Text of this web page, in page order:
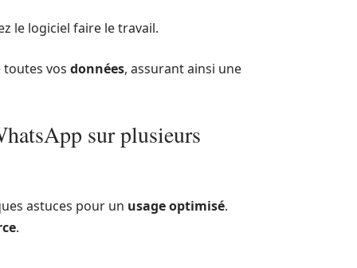
le logiciel faire le travail.
vos données, assurant ainsi une
sur plusieurs
astuces pour un usage optimisé.
.